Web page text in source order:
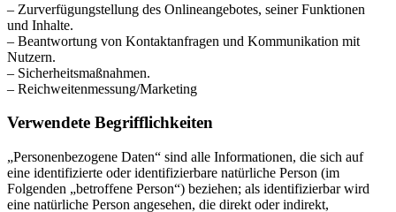
– Zurverfügungstellung des Onlineangebotes, seiner Funktionen
und Inhalte.
– Beantwortung von Kontaktanfragen und Kommunikation mit
Nutzern.
– Sicherheitsmaßnahmen.
– Reichweitenmessung/Marketing
Verwendete Begrifflichkeiten
„Personenbezogene Daten“ sind alle Informationen, die sich auf
eine identifizierte oder identifizierbare natürliche Person (im
Folgenden „betroffene Person“) beziehen; als identifizierbar wird
eine natürliche Person angesehen, die direkt oder indirekt,